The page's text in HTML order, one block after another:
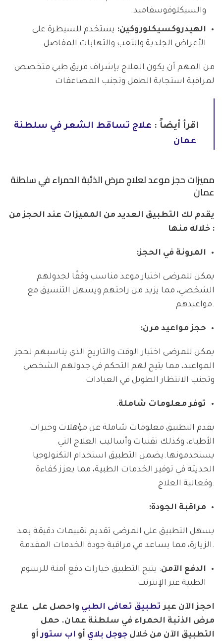
والسيكلوفوسفاميد.
الهيدروكسيكلوروكين: يستخدم للسيطرة على
الأعراض الجلدية والتعب والتهابات المفاصل.
من المهم أن يكون العلاج بإشراف فريق طبي متخصص
لمراقبة استجابة الطفل وتجنب المضاعفات
اقرأ أيضاً : علاج تساقط الشعر في سلطنة
مميزات حجز موعد لعلاج مرض الذئبة الحمراء في سلطنة
عمان
يقدم لك التطبيق العديد من المميزات عند الحجز من
خلاله منها :
المرونة في الحجز:
يمكن للمرضى اختيار موعد مناسب وفقًا لجدولهم
الشخصي، مما يزيد من راحتهم ويسهل التنسيق مع
مواعيدهم.
حجز مواعيد مرن:
يمكن للمرضى اختيار الوقت والتاريخ الذي يناسبهم لحجز
المواعيد، مما يتيح لهم التحكم في جدولهم الشخصي
وتجنب الانتظار الطويل في العيادات
توفر معلومات شاملة:
يقدم التطبيق معلومات شاملة عن مؤهلات وخبرات
الأطباء، وكذلك تقنيات وأساليب العلاج التي
يستخدمونها.يضمن التطبيق استخدام التكنولوجيا
الحديثة في توفير الخدمات الطبية، مما يعزز كفاءة
وفعالية العلاج.
مراقبة الجودة:
الزيارة، مما يساعد في مراقبة جودة الخدمات المقدمة.
الدفع الآمن: يتيح التطبيق خيارات دفع آمنة للرسوم
الطبية عبر الإنترنت
احجز الآن عبر تطبيق تعافى الطبي واحصل على علاج
مرض الذئبة الحمراء في سلطنة عمان. حمل
التطبيق الآن من خلال جوجل بلاي أو اب ستورأو